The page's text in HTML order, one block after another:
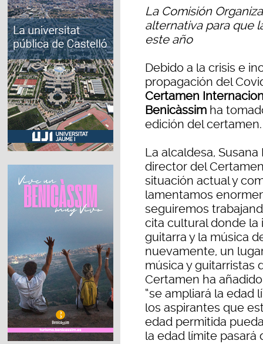
La Comisión
alternativa para que
este año
Debido a la crisis e
propagación del
Certamen
Benicàssim ha
edición del certamen.
La alcaldesa,
director del
situación actual y
lamentamos
seguiremos
cita cultural donde la
guitarra y la música
nuevamente, un
música y guitarristas
Certamen ha
“se ampliará la edad
los aspirantes que
edad permitida
la edad límite pasará